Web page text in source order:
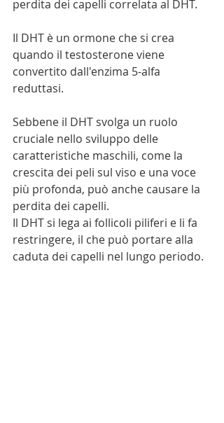
perdita dei capelli correlata al DHT.
Il DHT è un ormone che si crea
quando il testosterone viene
convertito dall'enzima 5-alfa
reduttasi.
Sebbene il DHT svolga un ruolo
cruciale nello sviluppo delle
caratteristiche maschili, come la
crescita dei peli sul viso e una voce
più profonda, può anche causare la
perdita dei capelli.
Il DHT si lega ai follicoli piliferi e li fa
restringere, il che può portare alla
caduta dei capelli nel lungo periodo.